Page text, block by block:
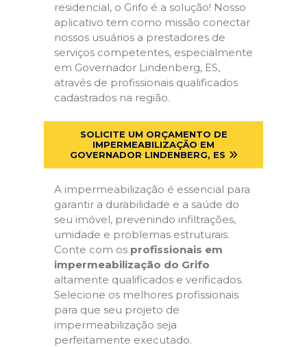
residencial, o Grifo é a solução! Nosso
aplicativo tem como missão conectar
nossos usuários a prestadores de
serviços competentes, especialmente
em Governador Lindenberg, ES,
através de profissionais qualificados
cadastrados na região.
SOLICITE UM ORÇAMENTO DE
IMPERMEABILIZAÇÃO EM
GOVERNADOR LINDENBERG, ES
A impermeabilização é essencial para
garantir a durabilidade e a saúde do
seu imóvel, prevenindo infiltrações,
umidade e problemas estruturais.
Conte com os profissionais em
impermeabilização do Grifo
altamente qualificados e verificados.
Selecione os melhores profissionais
para que seu projeto de
impermeabilização seja
perfeitamente executado.